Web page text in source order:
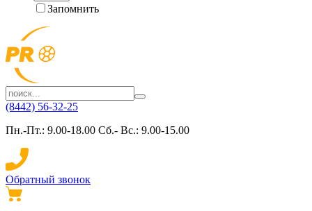
Запомнить
(8442) 56-32-25
Пн.-Пт.: 9.00-18.00 Сб.- Вс.: 9.00-15.00
Обратный звонок